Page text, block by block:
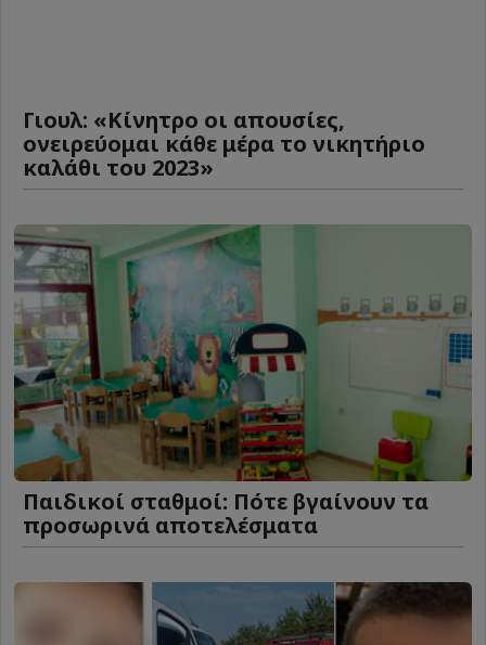
Γιουλ: «Κίνητρο οι απουσίες,
ονειρεύομαι κάθε μέρα το νικητήριο
καλάθι του 2023»
Παιδικοί σταθμοί: Πότε βγαίνουν τα
προσωρινά αποτελέσματα